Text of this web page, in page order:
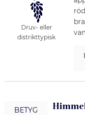
Druv- eller
distrikttypisk
BETYG